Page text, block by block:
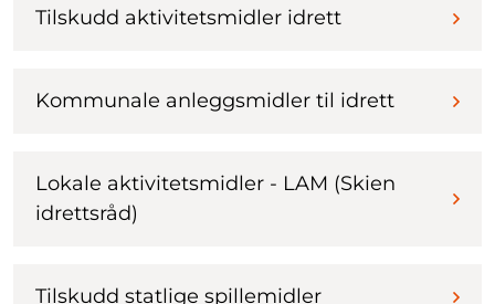
Tilskudd aktivitetsmidler idrett
Kommunale anleggsmidler til idrett
Lokale aktivitetsmidler - LAM (Skien
idrettsråd)
Tilskudd statlige spillemidler